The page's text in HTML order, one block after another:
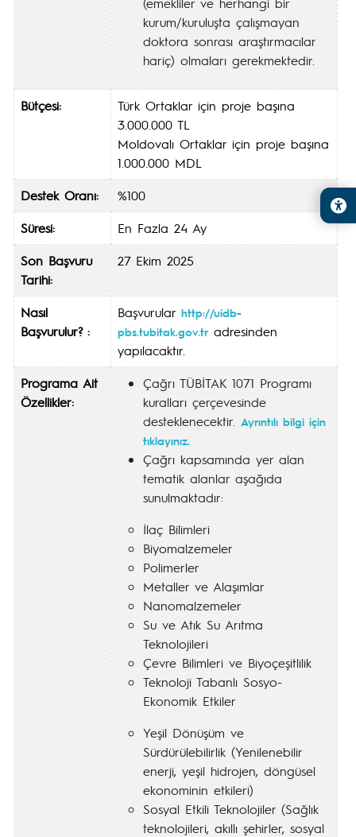
kurum/kuruluşta çalışmayan
doktora sonrası araştırmacılar
hariç) olmaları gerekmektedir.
Bütçesi:
Türk Ortaklar için proje başına
3.000.000 TL
Moldovalı Ortaklar için proje başına
1.000.000 MDL
Destek Oranı:
%100
Süresi:
En Fazla 24 Ay
Son Başvuru
Tarihi:
27 Ekim 2025
Nasıl
Başvurulur? :
Başvurular http://uidb-
pbs.tubitak.gov.tr adresinden
yapılacaktır.
Programa Ait
Özellikler:
Çağrı TÜBİTAK 1071 Programı
kuralları çerçevesinde
desteklenecektir.
Ayrıntılı bilgi için
tıklayınız.
Çağrı kapsamında yer alan
tematik alanlar aşağıda
sunulmaktadır:
İlaç Bilimleri
Biyomalzemeler
Polimerler
Metaller ve Alaşımlar
Nanomalzemeler
Su ve Atık Su Arıtma
Teknolojileri
Çevre Bilimleri ve Biyoçeşitlilik
Teknoloji Tabanlı Sosyo-
Ekonomik Etkiler
Yeşil Dönüşüm ve
Sürdürülebilirlik (Yenilenebilir
enerji, yeşil hidrojen, döngüsel
ekonominin etkileri)
Sosyal Etkili Teknolojiler (Sağlık
teknolojileri, akıllı şehirler, sosyal